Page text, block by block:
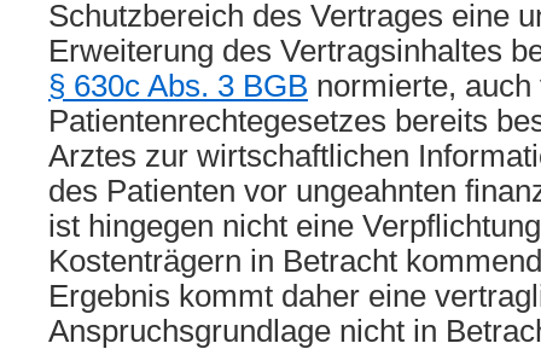
Schutzbereich des Vertrages eine
Erweiterung des Vertragsinhaltes
§ 630c Abs. 3 BGB normierte,
Patientenrechtegesetzes bereits
Arztes zur wirtschaftlichen
des Patienten vor ungeahnten
ist hingegen nicht eine
Kostenträgern in Betracht
Ergebnis kommt daher eine
Anspruchsgrundlage nicht in